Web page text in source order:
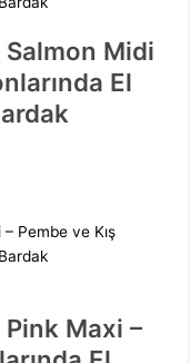
Salmon Midi
El
Pink Maxi –